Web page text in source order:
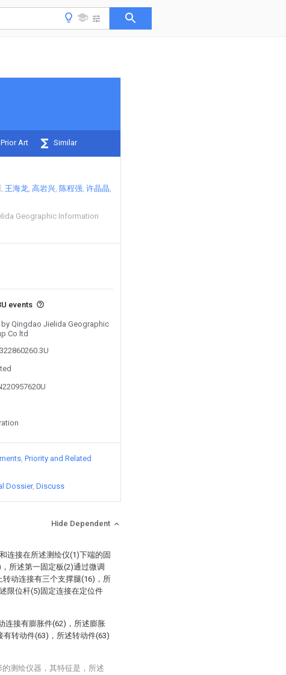
Art Similar
王海龙 高岩兴 陈程强 许晶晶
Geographic Information
events
Qingdao Jielida Geographic
Co ltd
Priority and Related
Dossier Discuss
Hide Dependent
连接在所述测绘仪(1)下端的固
所述第一固定板(2)通过微调
动连接有三个支撑腿(16)，所
限位杆(5)固定连接在定位件
连接有膨胀件(62)，所述膨胀
转动件(63)，所述转动件(63)
测绘仪器，其特征是，所述